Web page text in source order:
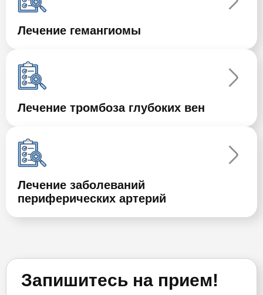
Лечение гемангиомы
Лечение тромбоза глубоких вен
Лечение заболеваний
периферических артерий
Запишитесь на прием!